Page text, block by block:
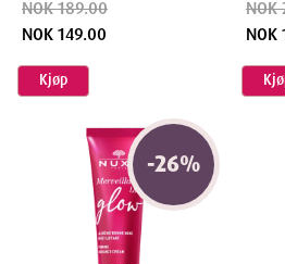
Navn
Varenummer
Ingredienser
Helianthus Annuus (Sunflower) Seed
(Shea) Butter, Cera Alba/Beeswax, C10-
Caprylic/Capric Triglyceride, Parfum/
NOK 189.00
NOK 149.00
Kjøp
NOK
NOK
-26%